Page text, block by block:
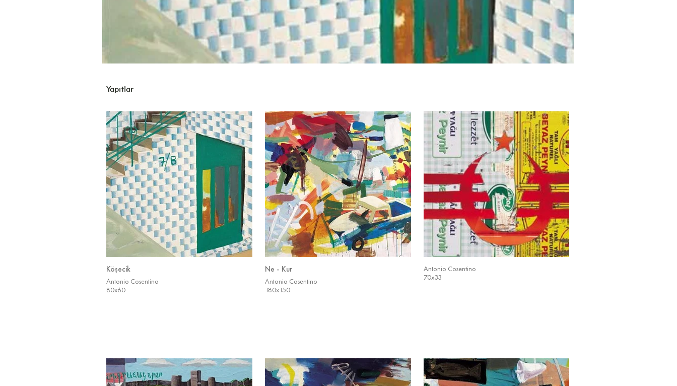
Yapıtlar
Köşecik
Antonio Cosentino
80x60
Ne - Kur
Antonio Cosentino
180x150
Antonio Cosentino
70x33